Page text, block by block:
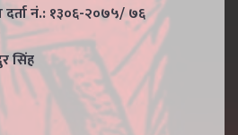
दर्ता नं.: १३०६-२०७५/ ७६
सिंह